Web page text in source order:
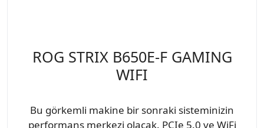
ROG STRIX B650E-F GAMING
WIFI
Bu görkemli makine bir sonraki sisteminizin
performans merkezi olacak. PCIe 5.0 ve WiFi